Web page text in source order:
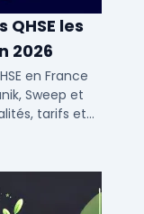
les
2026
en France
Sweep et
tarifs et